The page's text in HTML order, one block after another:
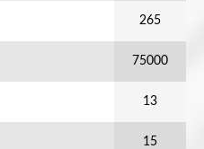
265
75000
13
15